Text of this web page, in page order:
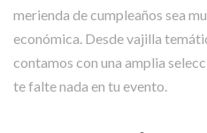
merienda de cumpleaños sea
económica. Desde vajilla
contamos con una amplia
te falte nada en tu evento.